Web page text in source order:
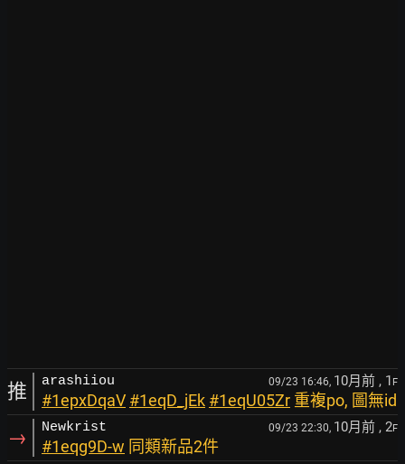
推 arashiiou 09/23 16:46, 10月前 , 1 F
#1epxDqaV #1eqD_jEk #1eqU05Zr 重複po, 圖無id
→ Newkrist 09/23 22:30, 10月前 , 2F
#1eqg9D-w 同類新品2件